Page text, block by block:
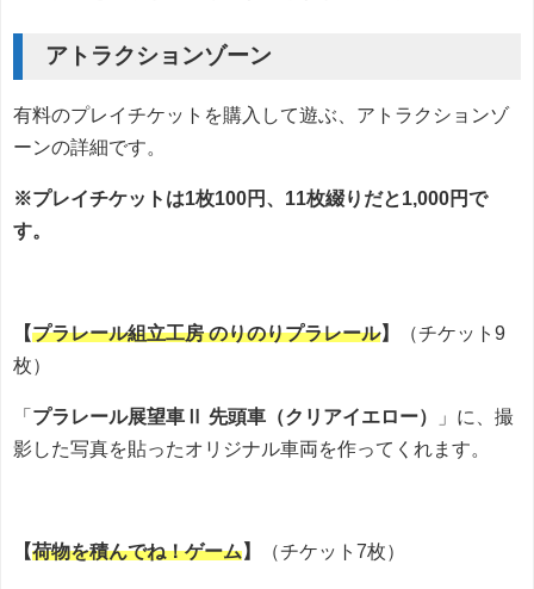
アトラクションゾーン
有料のプレイチケットを購入して遊ぶ、アトラクションゾ
ーンの詳細です。
※プレイチケットは1枚100円、11枚綴りだと1,000円で
す。
【プラレール組立工房 のりのりプラレール】
（チケット9
枚）
「プラレール展望車Ⅱ 先頭車（クリアイエロー）
」に、撮
影した写真を貼ったオリジナル車両を作ってくれます。
【荷物を積んでね！ゲーム】 （チケット7枚）